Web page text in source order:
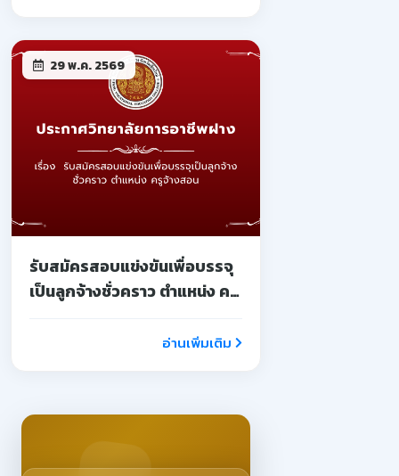
29 พ.ค. 2569
รับสมัครสอบแข่งขันเพื่อบรรจุ
เป็นลูกจ้างชั่วคราว ตำแหน่ง ครู
อ่านเพิ่มเติม